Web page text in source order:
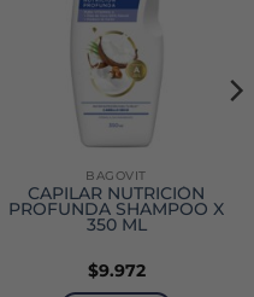
BAGOVIT
CAPILAR NUTRICIÓN
PROFUNDA SHAMPOO X
350 ML
$9.972